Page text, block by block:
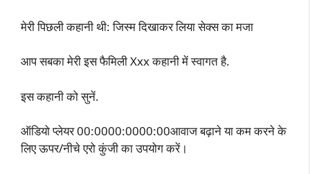
मेरी पिछली कहानी थी: जिस्म दिखाकर लिया सेक्स का मजा
आप सबका मेरी इस फैमिली Xxx कहानी में स्वागत है.
इस कहानी को सुनें.
ऑडियो प्लेयर 00:0000:0000:00आवाज बढ़ाने या कम करने के
लिए ऊपर/नीचे एरो कुंजी का उपयोग करें।